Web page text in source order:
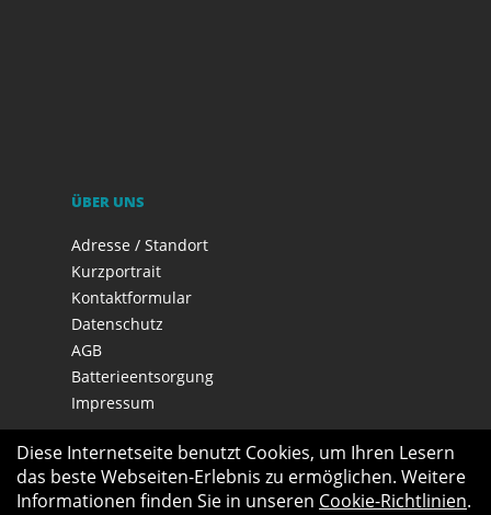
ÜBER UNS
Adresse / Standort
Kurzportrait
Kontaktformular
Datenschutz
AGB
Batterieentsorgung
Impressum
Diese Internetseite benutzt Cookies, um Ihren Lesern
das beste Webseiten-Erlebnis zu ermöglichen. Weitere
Informationen finden Sie in unseren Cookie-Richtlinien.